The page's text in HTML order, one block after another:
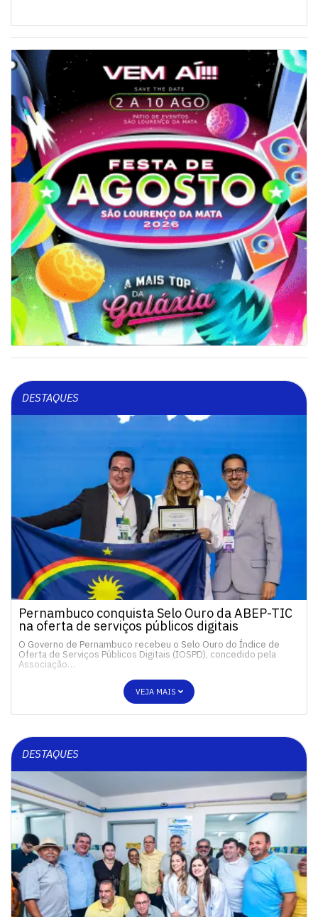
DESTAQUES
Pernambuco conquista Selo Ouro da ABEP-TIC
na oferta de serviços públicos digitais
O Governo de Pernambuco recebeu o Selo Ouro do Índice de
Oferta de Serviços Públicos Digitais (IOSPD), concedido pela
Associação…
VEJA MAIS
DESTAQUES